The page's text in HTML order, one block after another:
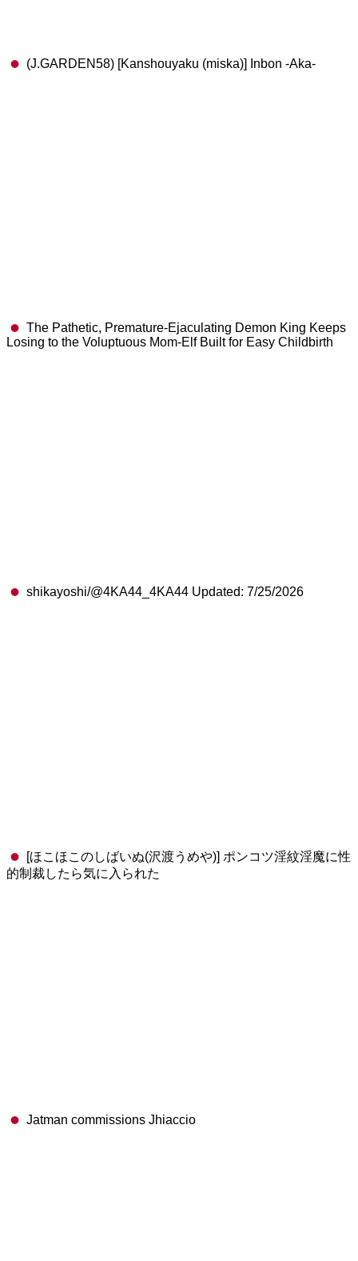
(J.GARDEN58) [Kanshouyaku (miska)] Inbon -Aka-
The Pathetic, Premature-Ejaculating Demon King Keeps
Losing to the Voluptuous Mom-Elf Built for Easy Childbirth
shikayoshi/@4KA44_4KA44 Updated: 7/25/2026
[ほこほこのしばいぬ(沢渡うめや)] ポンコツ淫紋淫魔に性
的制裁したら気に入られた
Jatman commissions Jhiaccio